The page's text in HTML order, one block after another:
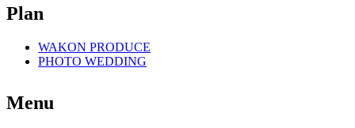
Plan
WAKON PRODUCE
PHOTO WEDDING
Menu